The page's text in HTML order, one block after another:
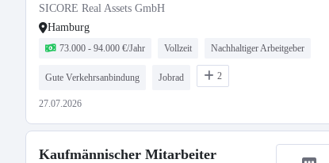
SICORE Real Assets GmbH
Hamburg
73.000 - 94.000 €/Jahr Vollzeit Nachhaltiger Arbeitgeber
Gute Verkehrsanbindung Jobrad 2
27.07.2026
Kaufmännischer Mitarbeiter